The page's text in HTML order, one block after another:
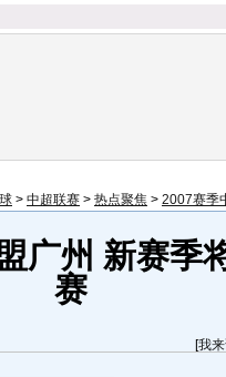
> 中超联赛 > 热点聚焦 > 2007赛季
广州 新赛季
赛
[我